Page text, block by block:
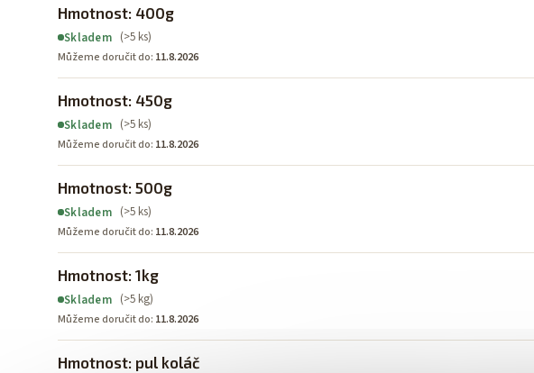
Hmotnost: 400g
Skladem (>5 ks)
Můžeme doručit do: 11.8.2026
Hmotnost: 450g
Skladem (>5 ks)
Můžeme doručit do: 11.8.2026
Hmotnost: 500g
Skladem (>5 ks)
Můžeme doručit do: 11.8.2026
Hmotnost: 1kg
Skladem (>5 kg)
Můžeme doručit do: 11.8.2026
Hmotnost: pul koláč